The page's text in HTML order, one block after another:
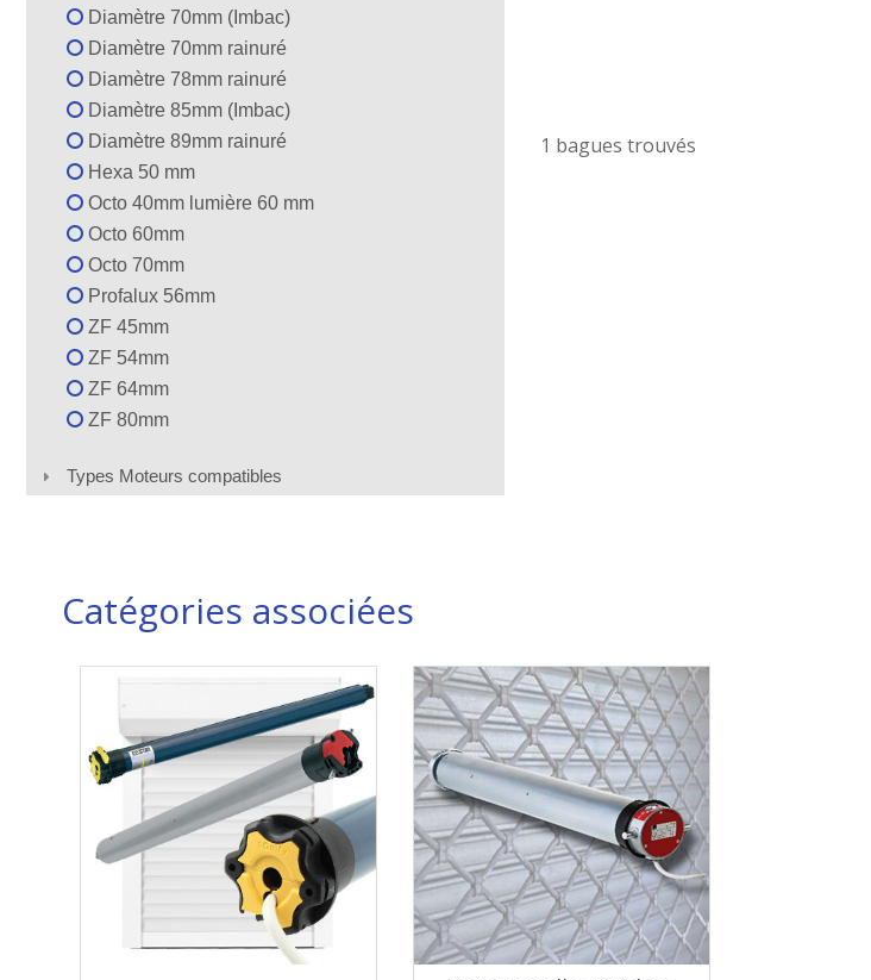
Diamètre 70mm (Imbac)
Diamètre 70mm rainuré
Diamètre 78mm rainuré
Diamètre 85mm (Imbac)
Diamètre 89mm rainuré
Hexa 50 mm
Octo 40mm lumière 60 mm
Octo 60mm
Octo 70mm
Profalux 56mm
ZF 45mm
ZF 54mm
ZF 64mm
ZF 80mm
Types Moteurs compatibles
1 bagues trouvés
Catégories associées